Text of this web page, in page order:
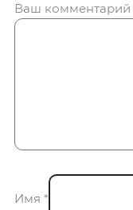
Ваш комментарий
Имя *